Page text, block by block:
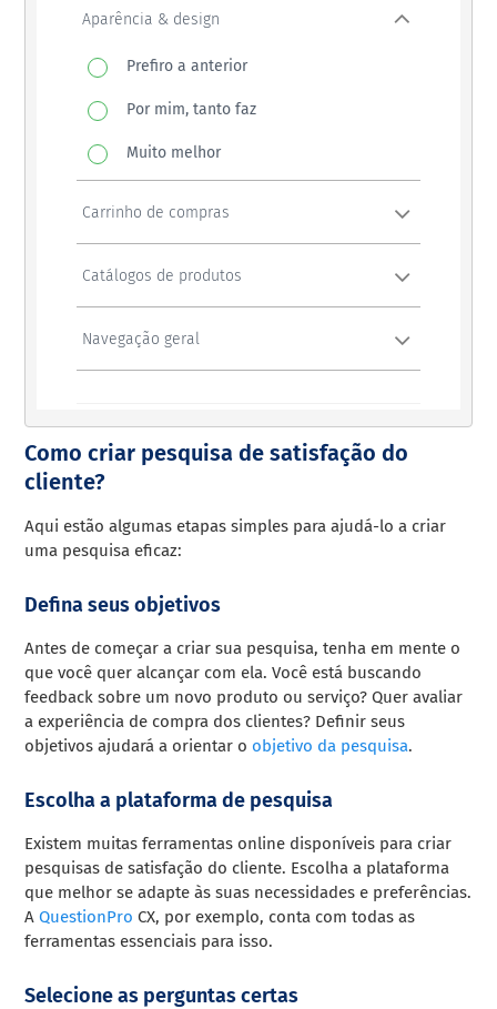
Como criar pesquisa de satisfação do
cliente?
Aqui estão algumas etapas simples para ajudá-lo a criar
uma pesquisa eficaz:
Defina seus objetivos
Antes de começar a criar sua pesquisa, tenha em mente o
que você quer alcançar com ela. Você está buscando
feedback sobre um novo produto ou serviço? Quer avaliar
a experiência de compra dos clientes? Definir seus
objetivos ajudará a orientar o objetivo da pesquisa.
Escolha a plataforma de pesquisa
Existem muitas ferramentas online disponíveis para criar
pesquisas de satisfação do cliente. Escolha a plataforma
que melhor se adapte às suas necessidades e preferências.
AQuestionPro CX, por exemplo, conta com todas as
ferramentas essenciais para isso.
Selecione as perguntas certas